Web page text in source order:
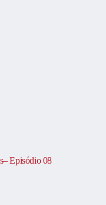
Episódio 08